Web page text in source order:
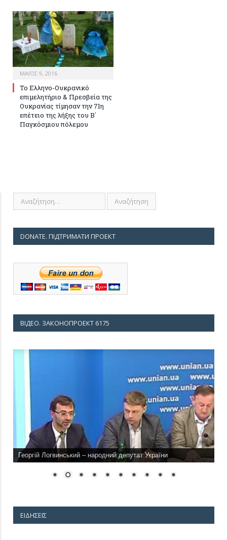
ΜΆΙΟΣ 9, 2016
Το Ελληνο-Ουκρανικό
επιμελητήριο & Πρεσβεία της
Ουκρανίας τίμησαν την 71η
επέτειο της λήξης του Β΄
Παγκόσμιου πόλεμου
DONATE. ПІДТРИМАТИ ПРОЕКТ
ВІДЕО. ЗАКОНОПРОЕКТ 6175
Георгій Логвинський – народний депутат України
ΕΙΔΉΣΕΙΣ